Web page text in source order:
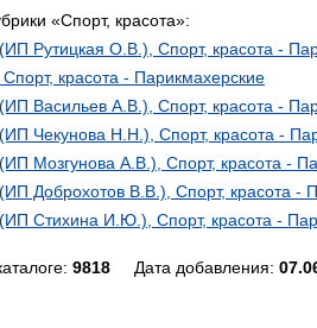
«Спорт, красота»:
Рутицкая О.В.), Спорт, красота -
красота - Парикмахерские
Васильев А.В.), Спорт, красота -
Чекунова Н.Н.), Спорт, красота -
Мозгунова А.В.), Спорт, красота -
Доброхотов В.В.), Спорт, красота -
Стихина И.Ю.), Спорт, красота -
9818 Дата добавления: